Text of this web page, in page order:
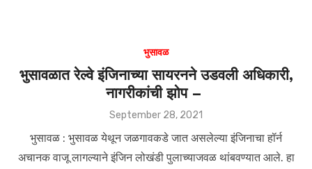
s
A
p
p
b
o
o
k
भुसावळ
भुसावळात रेल्वे इंजिनाच्या सायरनने उडवली अधिकारी,
नागरीकांची झोप –
Posted
September 28, 2021
भुसावळ : भुसावळ येथून जळगावकडे जात असलेल्या इंजिनाचा हॉर्न
अचानक वाजू लागल्याने इंजिन लोखंडी पुलाच्याजवळ थांबवण्यात आले. हा